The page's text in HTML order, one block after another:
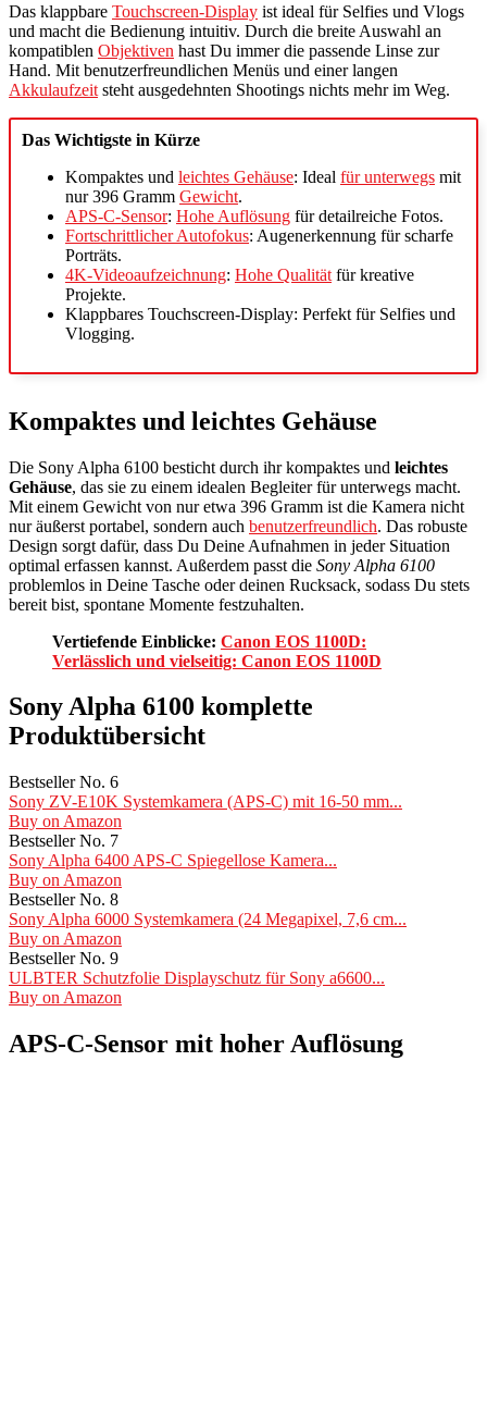
Das klappbare Touchscreen-Display ist ideal für Selfies und Vlogs
und macht die Bedienung intuitiv. Durch die breite Auswahl an
kompatiblen Objektiven hast Du immer die passende Linse zur
Hand. Mit benutzerfreundlichen Menüs und einer langen
Akkulaufzeit steht ausgedehnten Shootings nichts mehr im Weg.
Das Wichtigste in Kürze
Kompaktes und leichtes Gehäuse: Ideal für unterwegs mit
nur 396 Gramm Gewicht.
APS-C-Sensor: Hohe Auflösung für detailreiche Fotos.
Fortschrittlicher Autofokus: Augenerkennung für scharfe
Porträts.
4K-Videoaufzeichnung: Hohe Qualität für kreative
Projekte.
Klappbares Touchscreen-Display: Perfekt für Selfies und
Vlogging.
Kompaktes und leichtes Gehäuse
Die Sony Alpha 6100 besticht durch ihr kompaktes und leichtes
Gehäuse, das sie zu einem idealen Begleiter für unterwegs macht.
Mit einem Gewicht von nur etwa 396 Gramm ist die Kamera nicht
nur äußerst portabel, sondern auch benutzerfreundlich. Das robuste
Design sorgt dafür, dass Du Deine Aufnahmen in jeder Situation
optimal erfassen kannst. Außerdem passt die Sony Alpha 6100
problemlos in Deine Tasche oder deinen Rucksack, sodass Du stets
bereit bist, spontane Momente festzuhalten.
Vertiefende Einblicke: Canon EOS 1100D:
Verlässlich und vielseitig: Canon EOS 1100D
Sony Alpha 6100 komplette
Produktübersicht
Bestseller No. 6
Sony ZV-E10K Systemkamera (APS-C) mit 16-50 mm...
Buy on Amazon
Bestseller No. 7
Sony Alpha 6400 APS-C Spiegellose Kamera...
Buy on Amazon
Bestseller No. 8
Sony Alpha 6000 Systemkamera (24 Megapixel, 7,6 cm...
Buy on Amazon
Bestseller No. 9
ULBTER Schutzfolie Displayschutz für Sony a6600...
Buy on Amazon
APS-C-Sensor mit hoher Auflösung